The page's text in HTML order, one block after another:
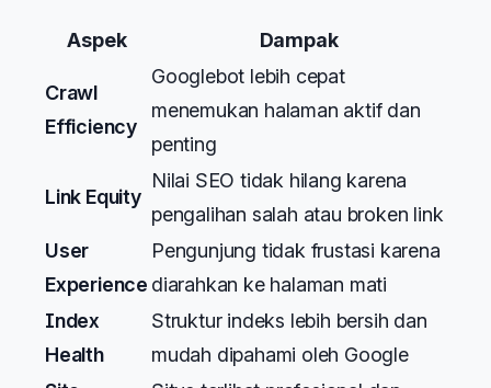
Aspek Dampak
Crawl
Efficiency
Googlebot lebih cepat
menemukan halaman aktif dan
penting
Link Equity
Nilai SEO tidak hilang karena
pengalihan salah atau broken link
User
Experience
Pengunjung tidak frustasi karena
diarahkan ke halaman mati
Index
Health
Struktur indeks lebih bersih dan
mudah dipahami oleh Google